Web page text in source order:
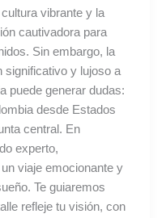
vibrante y la
cautivadora para
Sin embargo, la
significativo y lujoso a
puede generar dudas:
desde Estados
central. En
experto,
viaje emocionante y
Te guiaremos
refleje tu visión, con